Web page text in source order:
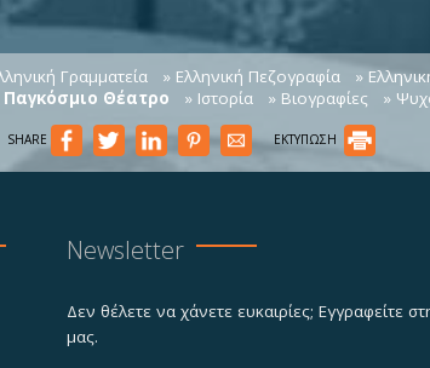
Γραμματεία » Ελληνική Πεζογραφία »
Παγκόσμιο Θέατρο » Ιστορία » Βιογραφίες »
SHARE ΕΚΤΥΠΩΣΗ
Newsletter
Δεν θέλετε να χάνετε ευκαιρίες; Εγγραφείτε
μας.